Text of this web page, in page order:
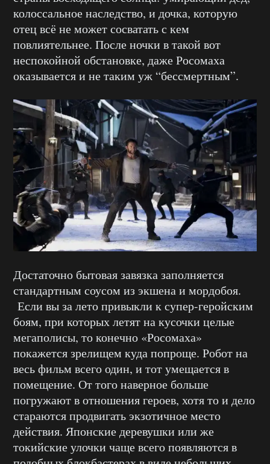
колоссальное наследство, и дочка, которую
отец всё не может сосватать с кем
повлиятельнее. После ночки в такой вот
неспокойной обстановке, даже Росомаха
оказывается и не таким уж “бессмертным”.
Достаточно бытовая завязка заполняется
стандартным соусом из экшена и мордобоя.
Если вы за лето привыкли к супер-геройским
боям, при которых летят на кусочки целые
мегаполисы, то конечно «Росомаха»
покажется зрелищем куда попроще. Робот на
весь фильм всего один, и тот умещается в
помещение. От того наверное больше
погружают в отношения героев, хотя то и дело
стараются продвигать экзотичное место
действия. Японские деревушки или же
токийские улочки чаще всего появляются в